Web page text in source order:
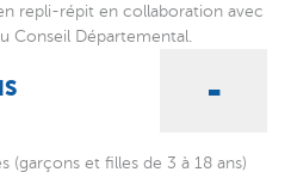
en repli-répit en collaboration avec
Conseil Départemental.
(garçons et filles de 3 à 18 ans)